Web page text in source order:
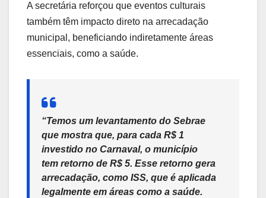
A secretária reforçou que eventos culturais
também têm impacto direto na arrecadação
municipal, beneficiando indiretamente áreas
essenciais, como a saúde.
“Temos um levantamento do Sebrae
que mostra que, para cada R$ 1
investido no Carnaval, o município
tem retorno de R$ 5. Esse retorno gera
arrecadação, como ISS, que é aplicada
legalmente em áreas como a saúde.